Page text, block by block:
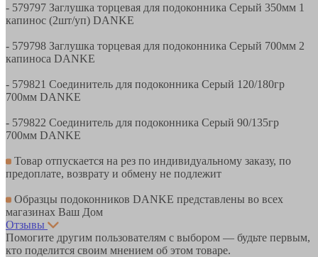
- 579797 Заглушка торцевая для подоконника Серый 350мм 1
капинос (2шт/уп) DANKE
- 579798 Заглушка торцевая для подоконника Серый 700мм 2
капиноса DANKE
- 579821 Соединитель для подоконника Серый 120/180гр
700мм DANKE
- 579822 Соединитель для подоконника Серый 90/135гр
700мм DANKE
Товар отпускается на рез по индивидуальному заказу, по
предоплате, возврату и обмену не подлежит
Образцы подоконников DANKE представлены во всех
магазинах Ваш Дом
Отзывы
Помогите другим пользователям с выбором — будьте первым,
кто поделится своим мнением об этом товаре.